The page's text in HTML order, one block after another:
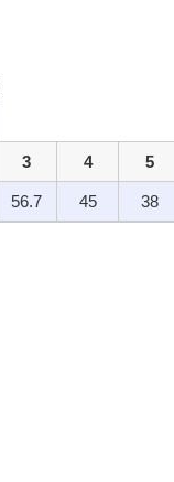
3 4 5
56.7 45 38